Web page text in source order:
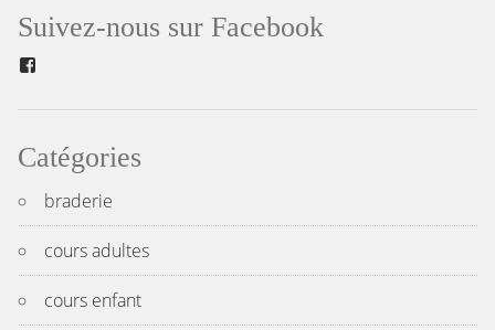
des
articles
Suivez-nous sur Facebook
Catégories
braderie
cours adultes
cours enfant